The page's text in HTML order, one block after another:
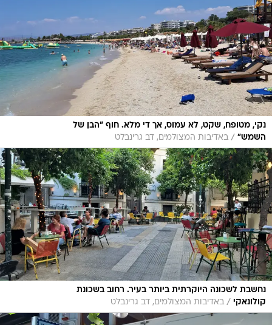
נקי, מטופח, שקט, לא עמוס, אך די מלא. חוף "הבן של
השמש" / באדיבות המצולמים, דב גרינבלט
נחשבת לשכונה היוקרתית ביותר בעיר. רחוב בשכונת
קולונאקי / באדיבות המצולמים, דב גרינבלט